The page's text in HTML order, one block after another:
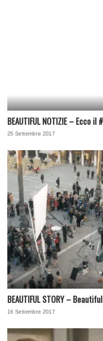
BEAUTIFUL NOTIZIE – Ecco il
25 Settembre 2017
BEAUTIFUL STORY –
16 Settembre 2017